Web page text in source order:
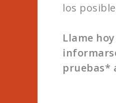
los
Llame
pruebas*